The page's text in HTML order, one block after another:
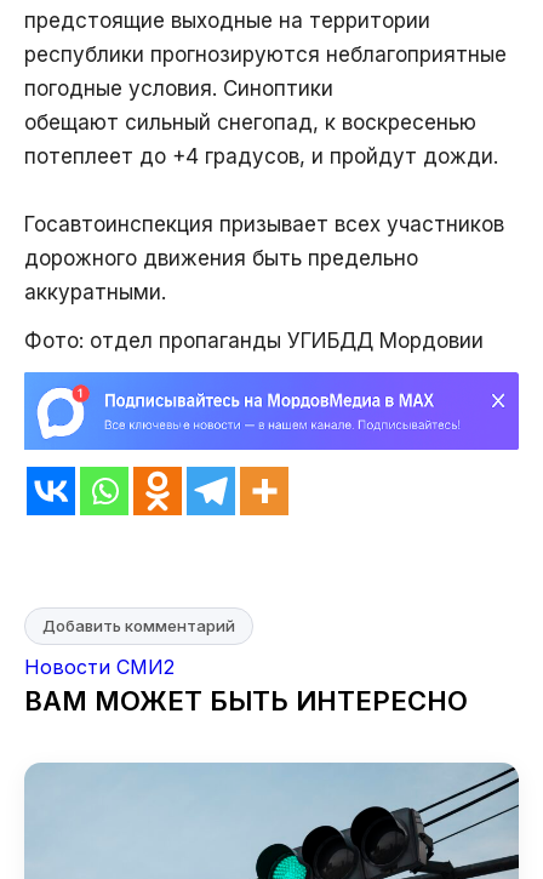
предстоящие выходные на территории
республики прогнозируются неблагоприятные
погодные условия. Синоптики
обещают сильный снегопад, к воскресенью
потеплеет до +4 градусов, и пройдут дожди.
Госавтоинспекция призывает всех участников
дорожного движения быть предельно
аккуратными.
Фото: отдел пропаганды УГИБДД Мордовии
Добавить комментарий
Новости СМИ2
ВАМ МОЖЕТ БЫТЬ ИНТЕРЕСНО